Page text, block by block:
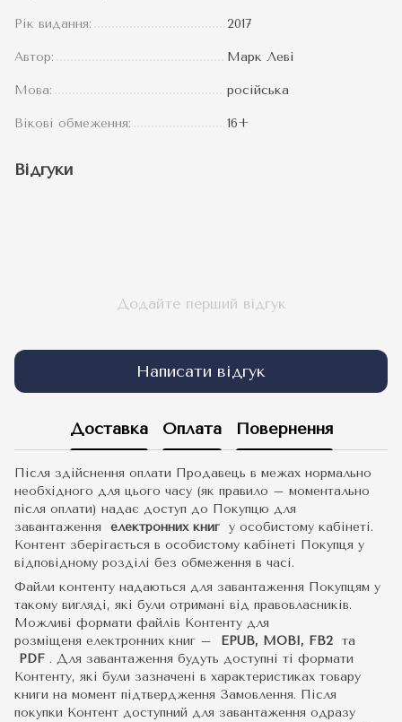
Рік видання: 2017
Автор: Марк Леві
Мова: російська
Вікові обмеження: 16+
Відгуки
Додайте перший відгук
Написати відгук
Доставка Оплата Повернення
Після здійснення оплати Продавець в межах нормально
необхідного для цього часу (як правило – моментально
після оплати) надає доступ до Покупцю для
завантаження електронних книг у особистому кабінеті.
Контент зберігається в особистому кабінеті Покупця у
відповідному розділі без обмеження в часі.
Файли контенту надаються для завантаження Покупцям у
такому вигляді, які були отримані від правовласників.
Можливі формати файлів Контенту для
розміщеня електронних книг –
EPUB, MOBI, FB2 та
PDF . Для завантаження будуть доступні ті формати
Контенту, які були зазначені в характеристиках товару
книги на момент підтвердження Замовлення. Після
покупки Контент доступний для завантаження одразу